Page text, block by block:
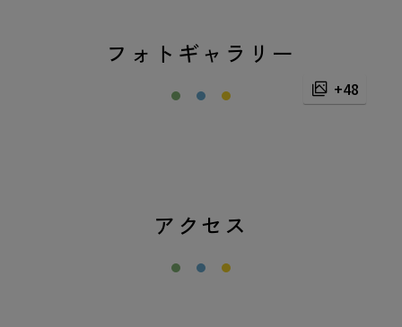
フォトギャラリー
+48
アクセス